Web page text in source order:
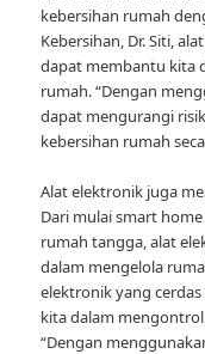
kebersihan rumah
Kebersihan, Dr. Siti,
dapat membantu kita
rumah. “Dengan
dapat mengurangi
kebersihan rumah
Alat elektronik juga
Dari mulai smart
rumah tangga, alat
dalam mengelola
elektronik yang
kita dalam
“Dengan